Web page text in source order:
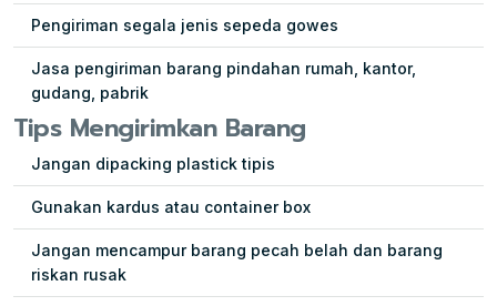
Pengiriman segala jenis sepeda gowes
Jasa pengiriman barang pindahan rumah, kantor,
gudang, pabrik
Tips Mengirimkan Barang
Jangan dipacking plastick tipis
Gunakan kardus atau container box
Jangan mencampur barang pecah belah dan barang
riskan rusak